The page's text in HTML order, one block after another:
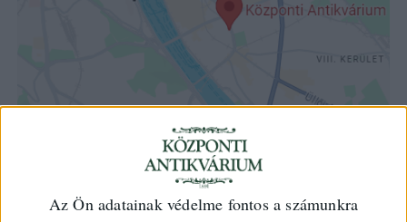
Az Ön adatainak védelme fontos a számunkra
: 1053 Budapest, Múzeum krt. 13-15.